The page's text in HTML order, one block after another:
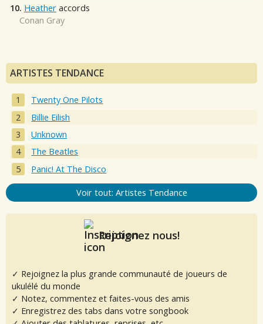
10. Heather accords
Conan Gray
ARTISTES TENDANCE
Twenty One Pilots
Billie Eilish
Unknown
The Beatles
Panic! At The Disco
Voir tout: Artistes Tendance
Rejoignez nous!
✓ Rejoignez la plus grande communauté de joueurs de
ukulélé du monde
✓ Notez, commentez et faites-vous des amis
✓ Enregistrez des tabs dans votre songbook